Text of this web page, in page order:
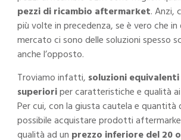
pezzi di ricambio aftermarket. Anzi,
più volte in precedenza, se è vero che
mercato ci sono delle soluzioni spesso
anche l’opposto.
Troviamo infatti, soluzioni
superioriper caratteristiche e qualità
Per cui, con la giusta cautela e quantità
possibile acquistare prodotti
qualità ad un prezzo inferiore del 20